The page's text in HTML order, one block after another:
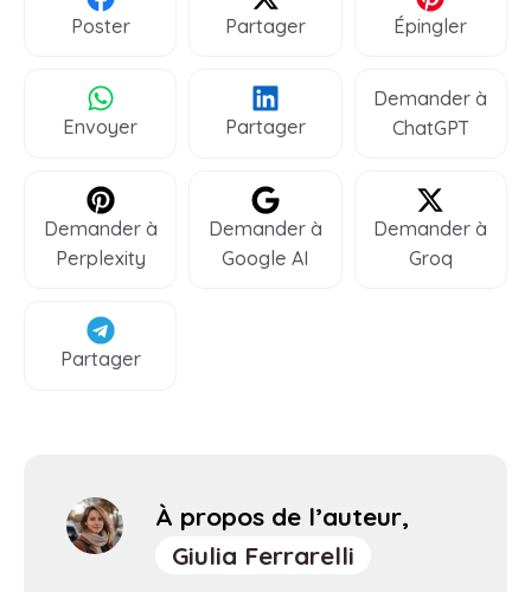
Poster Partager Épingler
Envoyer Partager
Demander à
ChatGPT
Demander à
Perplexity
Demander à
Google AI
Demander à
Groq
Partager
À propos de l’auteur,
Giulia Ferrarelli